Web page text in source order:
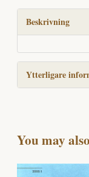
motvind
mängd
Beskrivning
Ytterligare
You may